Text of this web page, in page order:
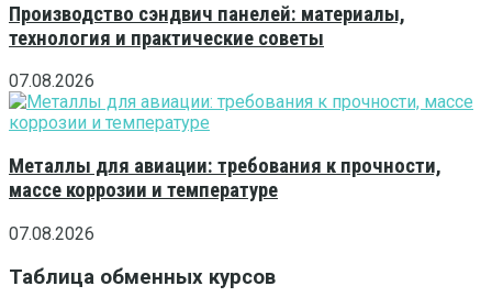
Производство сэндвич панелей: материалы,
технология и практические советы
07.08.2026
Металлы для авиации: требования к прочности,
массе коррозии и температуре
07.08.2026
Таблица обменных курсов